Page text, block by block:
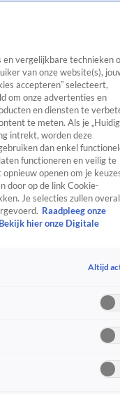
TV Algemeen
Tip
RealityCrimeVideo's
vergelijkbare technieken
van onze website(s),
accepteren” selecteert,
om onze advertenties en
en diensten te
te meten. Als je
intrekt, worden deze
dan enkel
functioneren en veilig te
openen om je
door op de link Cookie-
Je selecties zullen overal
Raadpleeg onze
Bekijk hier onze Digitale
Altijd